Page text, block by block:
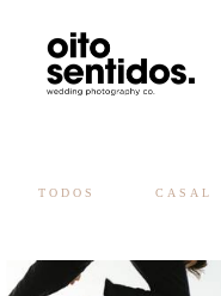
TODOS CASAL